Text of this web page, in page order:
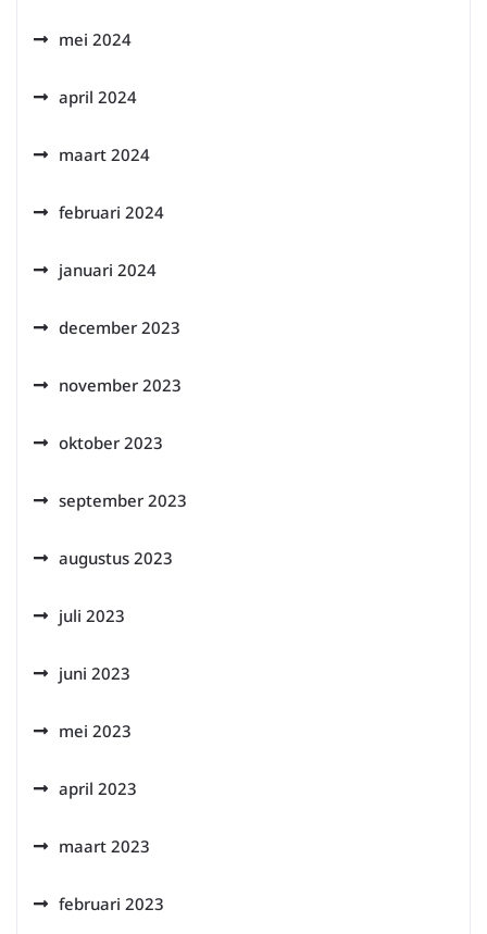
mei 2024
april 2024
maart 2024
februari 2024
januari 2024
december 2023
november 2023
oktober 2023
september 2023
augustus 2023
juli 2023
juni 2023
mei 2023
april 2023
maart 2023
februari 2023